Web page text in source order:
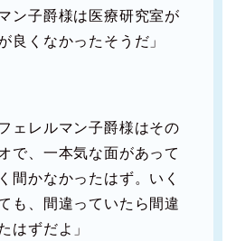
ン子爵様は医療研究室が
良くなかったそうだ」
ェレルマン子爵様はその
で、一本気な面があって
間かなかったはず。いく
も、間違っていたら間違
はずだよ」